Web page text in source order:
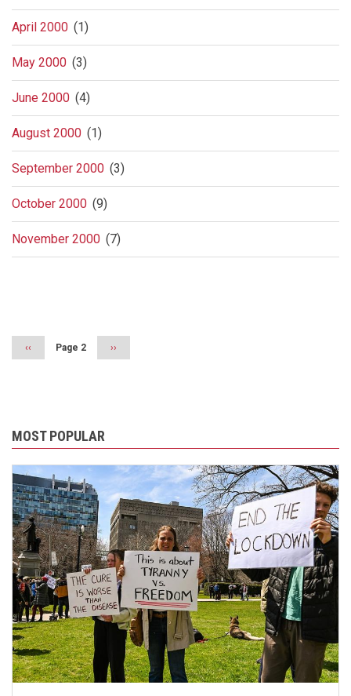
April 2000 (1)
May 2000 (3)
June 2000 (4)
August 2000 (1)
September 2000 (3)
October 2000 (9)
November 2000 (7)
Previous
page
‹‹ Page 2
Next
page
››
MOST POPULAR